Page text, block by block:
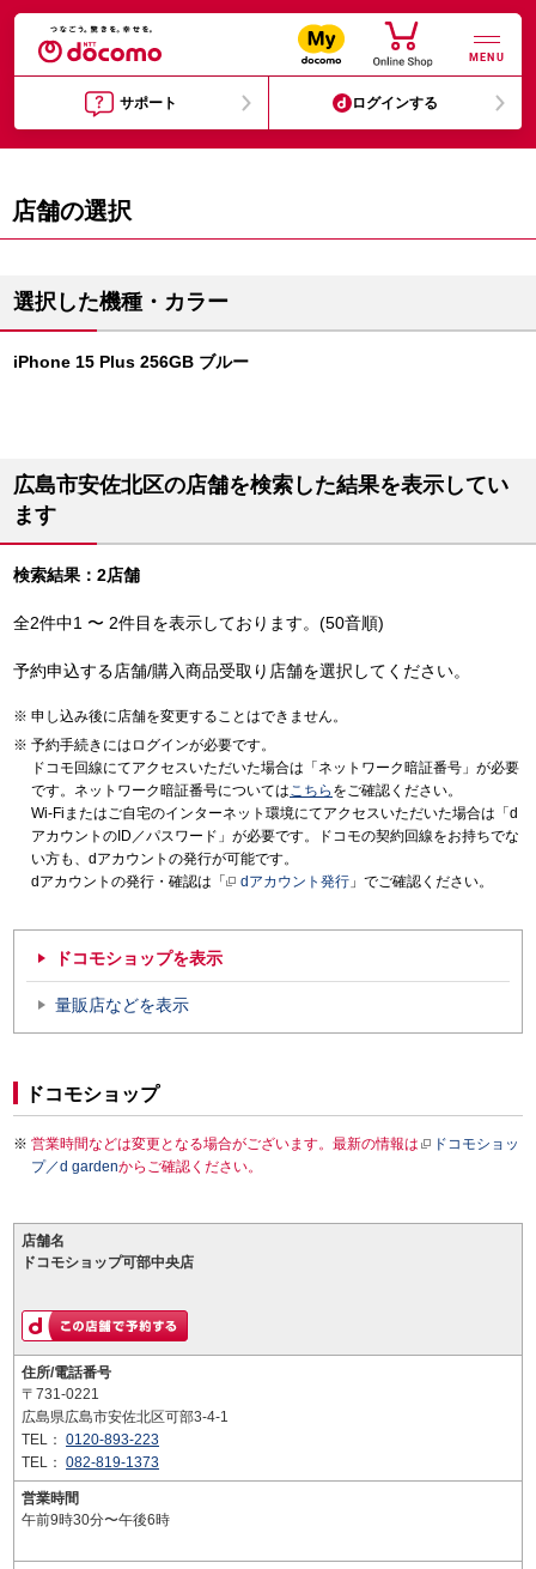
MENU
サポート ログインする
店舗の選択
選択した機種・カラー
iPhone 15 Plus 256GB ブルー
広島市安佐北区の店舗を検索した結果を表示してい
ます
検索結果：2店舗
全2件中1 〜 2件目を表示しております。(50音順)
予約申込する店舗/購入商品受取り店舗を選択してください。
申し込み後に店舗を変更することはできません。
予約手続きにはログインが必要です。
ドコモ回線にてアクセスいただいた場合は「ネットワーク暗証番号」が必要
です。ネットワーク暗証番号についてはこちら をご確認ください。
Wi-Fiまたはご自宅のインターネット環境にてアクセスいただいた場合は「d
アカウントのID／パスワード」が必要です。ドコモの契約回線をお持ちでな
い方も、dアカウントの発行が可能です。
dアカウントの発行・確認は「
dアカウント発行 」でご確認ください。
ドコモショップを表示
量販店などを表示
ドコモショップ
営業時間などは変更となる場合がございます。最新の情報は
ドコモショッ
プ／d gardenからご確認ください。
店舗名
ドコモショップ可部中央店
住所/電話番号
〒731-0221
広島県広島市安佐北区可部3-4-1
TEL： 0120-893-223
TEL： 082-819-1373
営業時間
午前9時30分〜午後6時